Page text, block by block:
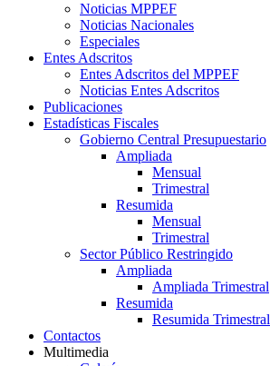
Noticias MPPEF
Noticias Nacionales
Especiales
Entes Adscritos
Entes Adscritos del MPPEF
Noticias Entes Adscritos
Publicaciones
Estadísticas Fiscales
Gobierno Central Presupuestario
Ampliada
Mensual
Trimestral
Resumida
Mensual
Trimestral
Sector Público Restringido
Ampliada
Ampliada Trimestral
Resumida
Resumida Trimestral
Contactos
Multimedia